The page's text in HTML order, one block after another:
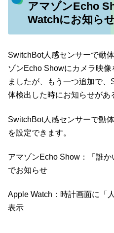
アマゾンEcho
Watchにお知ら
SwitchBot人感センサーで動
ゾンEcho Showにカメラ映
ましたが、もう一つ追加で
体検出した時にお知らせがあ
SwitchBot人感センサーで動
を設定できます。
アマゾンEcho Show：「誰
でお知らせ
Apple Watch：時計画面に「
表示